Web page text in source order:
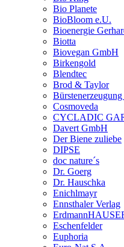
Bio Planete
BioBloom e.U.
Bioenergie
Biotta
Biovegan GmbH
Birkengold
Blendtec
Brod & Taylor
Cosmoveda
CYCLADIC
Davert GmbH
Der Biene zuliebe
DIPSE
doc nature´s
Dr. Goerg
Dr. Hauschka
Enichlmayr
Ennsthaler Verlag
Eschenfelder
Euphoria